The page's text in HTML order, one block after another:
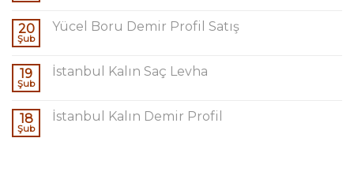
20
Şub
Yücel Boru Demir Profil Satış
19
Şub
İstanbul Kalın Saç Levha
18
Şub
İstanbul Kalın Demir Profil